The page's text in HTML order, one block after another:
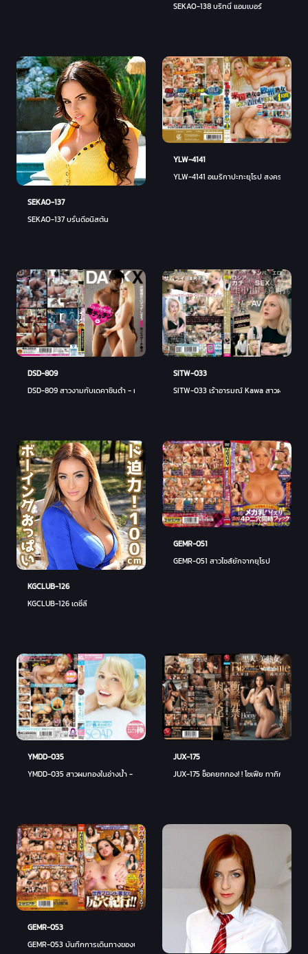
SEKAO-138 บริทนี่ แอมเบอร์
SEKAO-137
SEKAO-137 บรั่นดีอนิสตัน
YLW-4141
YLW-4141 อเมริกาปะทะยุโรป สงครามเซ็กซี่
DSD-809
DSD-809 สาวงามกับเดคาชินดำ - เอ็มม่า สตาร์เล็ตโต
SITW-033
SITW-033 เร้าอารมณ์ Kawa สาวผมบลอ
KGCLUB-126
KGCLUB-126 เดซี่ลี
GEMR-051
GEMR-051 สาวไซส์ยักจากยุโรป
YMDD-035
YMDD-035 สาวผมทองในอ่างน้ำ - มีอา มัลโคว่า (มีอา มัลโควา)
JUX-175
JUX-175 ช็อคยกกอง! ! โซเฟีย ทากิกาวะ ส
GEMR-053
GEMR-053 บันทึกการเดินทางของบั้นท้ายสาวผมบลอนด์ของโลก! ! รัดทวารจนหลวม!